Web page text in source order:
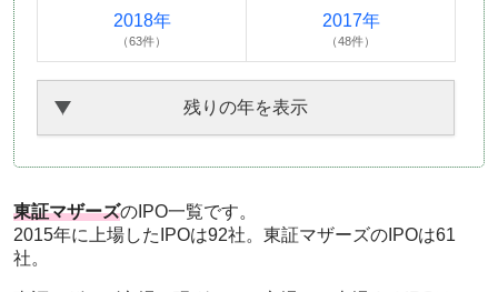
2018年
（63件）
2017年
（48件）
残りの年を表示
東証マザーズのIPO一覧です。
2015年に上場したIPOは92社。東証マザーズのIPOは61
社。